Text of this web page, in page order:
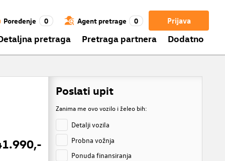
Prijava
Poređenje 0 Agent pretrage 0
pretraga Pretraga partnera Dodatno
Poslati upit
Zanima me ovo vozilo i želeo bih:
Detalji vozila
Probna vožnja
Ponuda finansiranja